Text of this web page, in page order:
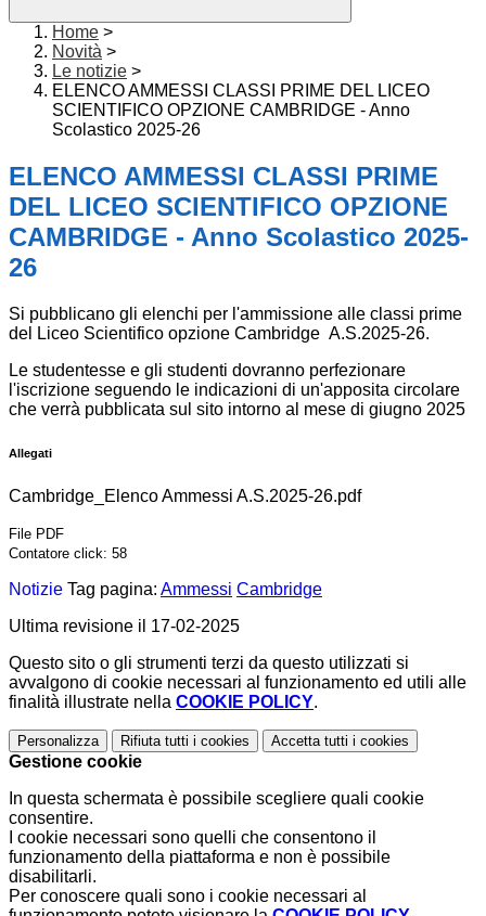
Home >
Novità >
Le notizie >
ELENCO AMMESSI CLASSI PRIME DEL LICEO
SCIENTIFICO OPZIONE CAMBRIDGE - Anno
Scolastico 2025-26
ELENCO AMMESSI CLASSI PRIME
DEL LICEO SCIENTIFICO OPZIONE
CAMBRIDGE - Anno Scolastico 2025-
26
Si pubblicano gli elenchi per l'ammissione alle classi prime
del Liceo Scientifico opzione Cambridge A.S.2025-26.
Le studentesse e gli studenti dovranno perfezionare
l'iscrizione seguendo le indicazioni di un'apposita circolare
che verrà pubblicata sul sito intorno al mese di giugno 2025
Allegati
Cambridge_Elenco Ammessi A.S.2025-26.pdf
File PDF
Contatore click: 58
Notizie Tag pagina: Ammessi Cambridge
Ultima revisione il 17-02-2025
Questo sito o gli strumenti terzi da questo utilizzati si
avvalgono di cookie necessari al funzionamento ed utili alle
finalità illustrate nella COOKIE POLICY.
Personalizza Rifiuta tutti i cookies Accetta tutti i cookies
Gestione cookie
In questa schermata è possibile scegliere quali cookie
consentire.
I cookie necessari sono quelli che consentono il
funzionamento della piattaforma e non è possibile
disabilitarli.
Per conoscere quali sono i cookie necessari al